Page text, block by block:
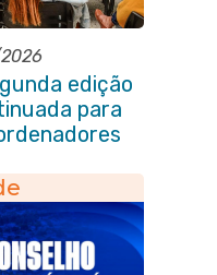
edição
para